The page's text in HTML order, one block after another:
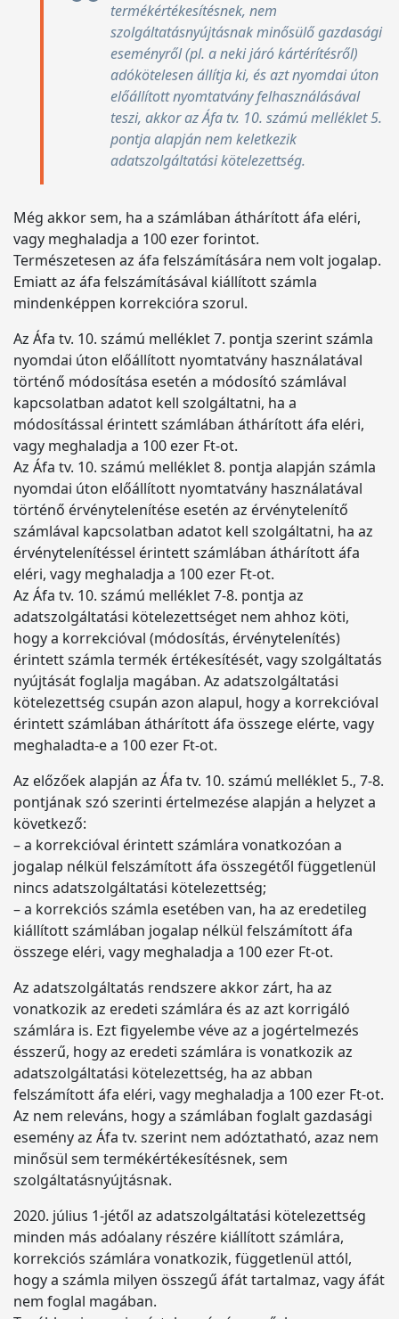
termékértékesítésnek, nem
szolgáltatásnyújtásnak minősülő gazdasági
eseményről (pl. a neki járó kártérítésről)
adókötelesen állítja ki, és azt nyomdai úton
előállított nyomtatvány felhasználásával
teszi, akkor az Áfa tv. 10. számú melléklet 5.
pontja alapján nem keletkezik
adatszolgáltatási kötelezettség.
Még akkor sem, ha a számlában áthárított áfa eléri,
vagy meghaladja a 100 ezer forintot.
Természetesen az áfa felszámítására nem volt jogalap.
Emiatt az áfa felszámításával kiállított számla
mindenképpen korrekcióra szorul.
Az Áfa tv. 10. számú melléklet 7. pontja szerint számla
nyomdai úton előállított nyomtatvány használatával
történő módosítása esetén a módosító számlával
kapcsolatban adatot kell szolgáltatni, ha a
módosítással érintett számlában áthárított áfa eléri,
vagy meghaladja a 100 ezer Ft-ot.
Az Áfa tv. 10. számú melléklet 8. pontja alapján számla
nyomdai úton előállított nyomtatvány használatával
történő érvénytelenítése esetén az érvénytelenítő
számlával kapcsolatban adatot kell szolgáltatni, ha az
érvénytelenítéssel érintett számlában áthárított áfa
eléri, vagy meghaladja a 100 ezer Ft-ot.
Az Áfa tv. 10. számú melléklet 7-8. pontja az
adatszolgáltatási kötelezettséget nem ahhoz köti,
hogy a korrekcióval (módosítás, érvénytelenítés)
érintett számla termék értékesítését, vagy szolgáltatás
nyújtását foglalja magában. Az adatszolgáltatási
kötelezettség csupán azon alapul, hogy a korrekcióval
érintett számlában áthárított áfa összege elérte, vagy
meghaladta-e a 100 ezer Ft-ot.
Az előzőek alapján az Áfa tv. 10. számú melléklet 5., 7-8.
pontjának szó szerinti értelmezése alapján a helyzet a
következő:
– a korrekcióval érintett számlára vonatkozóan a
jogalap nélkül felszámított áfa összegétől függetlenül
nincs adatszolgáltatási kötelezettség;
– a korrekciós számla esetében van, ha az eredetileg
kiállított számlában jogalap nélkül felszámított áfa
összege eléri, vagy meghaladja a 100 ezer Ft-ot.
Az adatszolgáltatás rendszere akkor zárt, ha az
vonatkozik az eredeti számlára és az azt korrigáló
számlára is. Ezt figyelembe véve az a jogértelmezés
ésszerű, hogy az eredeti számlára is vonatkozik az
adatszolgáltatási kötelezettség, ha az abban
felszámított áfa eléri, vagy meghaladja a 100 ezer Ft-ot.
Az nem releváns, hogy a számlában foglalt gazdasági
esemény az Áfa tv. szerint nem adóztatható, azaz nem
minősül sem termékértékesítésnek, sem
szolgáltatásnyújtásnak.
2020. július 1-jétől az adatszolgáltatási kötelezettség
minden más adóalany részére kiállított számlára,
korrekciós számlára vonatkozik, függetlenül attól,
hogy a számla milyen összegű áfát tartalmaz, vagy áfát
nem foglal magában.